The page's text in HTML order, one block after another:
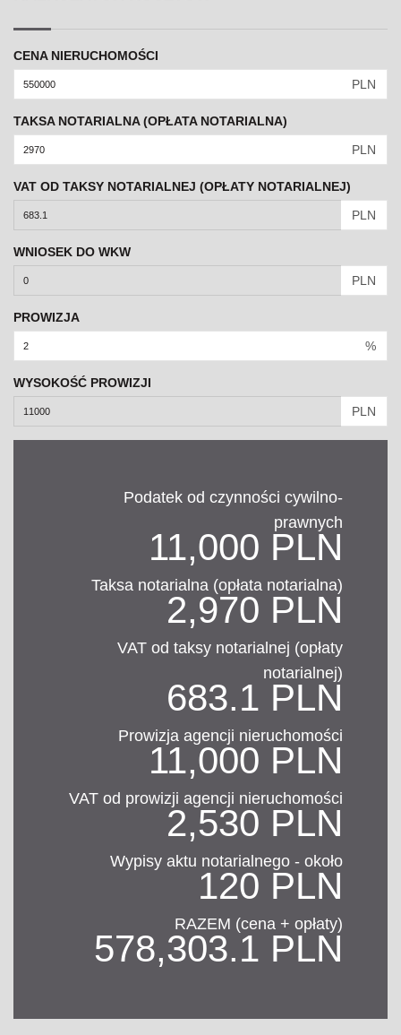
CENA NIERUCHOMOŚCI
PLN
TAKSA NOTARIALNA (OPŁATA NOTARIALNA)
PLN
VAT OD TAKSY NOTARIALNEJ (OPŁATY NOTARIALNEJ)
PLN
WNIOSEK DO WKW
PLN
PROWIZJA
%
WYSOKOŚĆ PROWIZJI
PLN
Podatek od czynności cywilno-
prawnych
11,000 PLN
Taksa notarialna (opłata notarialna)
2,970 PLN
VAT od taksy notarialnej (opłaty
notarialnej)
683.1 PLN
Prowizja agencji nieruchomości
11,000 PLN
VAT od prowizji agencji nieruchomości
2,530 PLN
Wypisy aktu notarialnego - około
120 PLN
RAZEM (cena + opłaty)
578,303.1 PLN